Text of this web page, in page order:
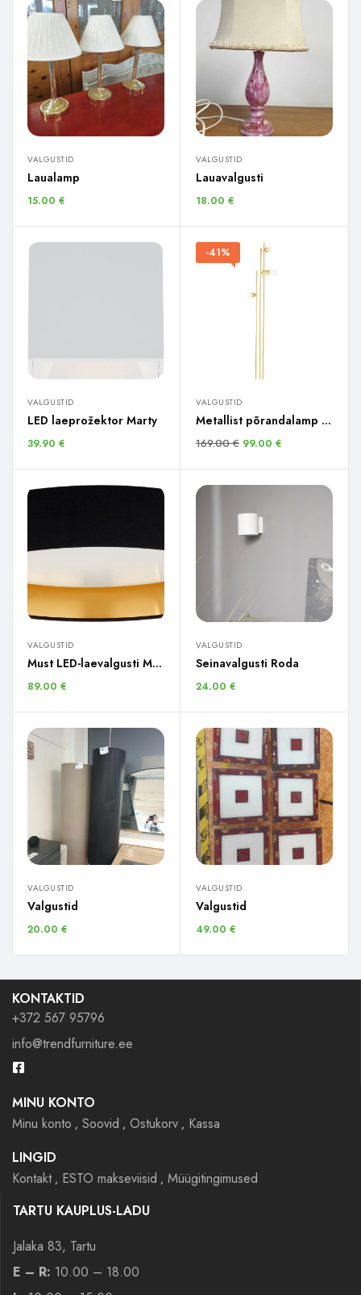
VALGUSTID
Laualamp
15.00 €
VALGUSTID
Lauavalgusti
18.00 €
VALGUSTID
LED laeprožektor Marty
39.90 €
-41%
VALGUSTID
Metallist põrandalamp Panama
169.00€ 99.00 €
VALGUSTID
Must LED-laevalgusti Mallory
89.00 €
VALGUSTID
Seinavalgusti Roda
24.00 €
VALGUSTID
Valgustid
20.00 €
VALGUSTID
Valgustid
49.00 €
KONTAKTID
+372 567 95796
info@trendfurniture.ee
MINU KONTO
Minu konto
Soovid Ostukorv
Kassa
LINGID
Kontakt
ESTO makseviisid
Müügitingimused
TARTU KAUPLUS-LADU
Jalaka 83, Tartu
E – R: 10.00 – 18.00